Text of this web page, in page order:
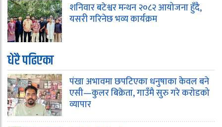
शनिवार बटेश्वर मन्थन २०८२ आयोजना हुँदै,
यसरी गरिनेछ भव्य कार्यक्रम
धेरै पढिएका
पंखा अभावमा छपटिएका धनुषाका केवल बने
एसी—कुलर बिक्रेता, गाउँमै सुरु गरे करोडको
व्यापार